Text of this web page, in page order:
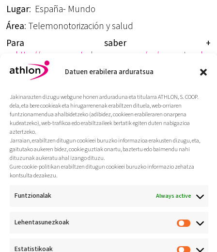
Datuen erabilera arduratsua
Jakinarazten dizugu webgune honen arduraduna eta titularra ATHLON, S. COOP.
dela, eta bere cookieak eta hirugarrenenak erabiltzen dituela, web-orriaren
funtzionamendua ahalbidetzeko (adibidez, cookieen erabileraren onarpena
kudeatzeko), web-trafikoa edo erabiltzaileek bertatik egiten duten nabigazioa
aztertzeko.
Jarraian, erabiltzen ditugun cookieei buruzko informazioa erakusten dizugu, eta,
gaitutako aukeren bidez, cookie guztiak onartu, baztertu edo baimendu nahi
dituzunak aukeratu ahal izango dituzu.
Gure cookie-politikan erabiltzen ditugun cookieei buruzko informazio zehatza
kontsulta dezakezu.
Funtzionalak Always active
Lehentasunezkoak
Estatistikoak
Lugar: España- Mundo
Área: Telemonotorización y salud
Para saber +
http://www.sunotadeprensa.com/es/ver-notas-de-
prensa-blog/266-negocios-y-economia/109106-tcm-
work-una-solucion-de-telemedicina-de-grupo-
neat.html
http://www.gruponeat.com/